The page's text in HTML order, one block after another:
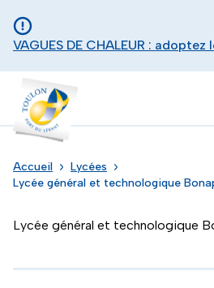
VAGUES DE CHALEUR :
Toulon - Port du levant, retour à
Accueil
Lycées
Lycée général et technologique
Lycée général et technologique